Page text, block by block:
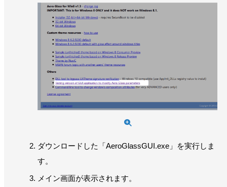
ダウンロードした「AeroGlassGUI.exe」を実行しま
す。
メイン画面が表示されます。